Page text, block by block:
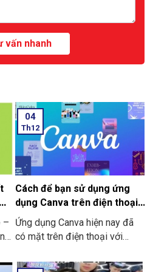
–
04
Th12
Cách để bạn sử dụng ứng
dụng Canva trên điện thoại
chi tiết có làm mẫu
Ứng dụng Canva hiện nay đã
có mặt trên điện thoại với
đơn giản, tiện lợi hơn. Nó giúp